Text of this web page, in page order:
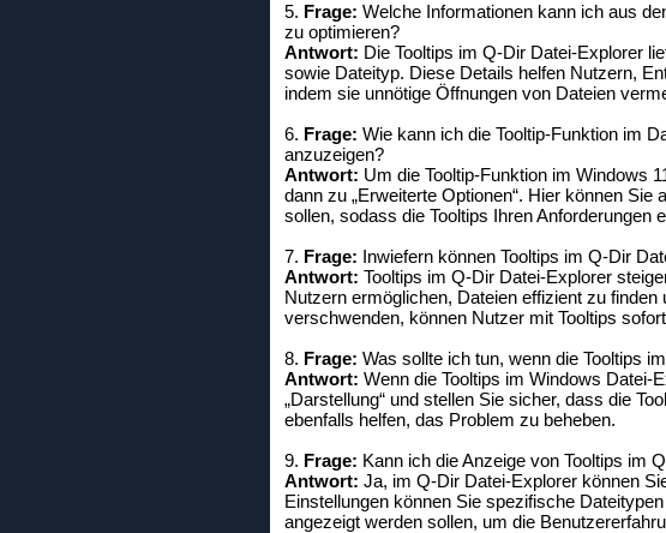
5. Frage: Welche Informationen kann ich aus
zu optimieren?
Antwort: Die Tooltips im Q-Dir Datei-Explorer
sowie Dateityp. Diese Details helfen Nutzern,
indem sie unnötige Öffnungen von Dateien
6. Frage: Wie kann ich die Tooltip-Funktion im
anzuzeigen?
Antwort: Um die Tooltip-Funktion im Windows
dann zu „Erweiterte Optionen“. Hier können
sollen, sodass die Tooltips Ihren Anforderungen
7. Frage: Inwiefern können Tooltips im Q-Dir
Antwort: Tooltips im Q-Dir Datei-Explorer
Nutzern ermöglichen, Dateien effizient zu
verschwenden, können Nutzer mit Tooltips
8. Frage: Was sollte ich tun, wenn die Tooltips
Antwort: Wenn die Tooltips im Windows Datei-
„Darstellung“ und stellen Sie sicher, dass die
ebenfalls helfen, das Problem zu beheben.
9. Frage: Kann ich die Anzeige von Tooltips im
Antwort: Ja, im Q-Dir Datei-Explorer können
Einstellungen können Sie spezifische
angezeigt werden sollen, um die